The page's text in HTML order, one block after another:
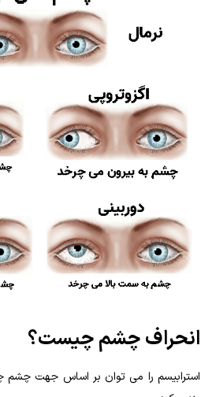
انحراف چشم چیست؟
استرابیسم را می توان بر اساس جهت چشم